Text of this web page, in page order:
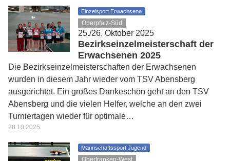
Einzelsport Erwachsene
Oberpfalz-Süd
25./26. Oktober 2025
Bezirkseinzelmeisterschaft der
Erwachsenen 2025
Die Bezirkseinzelmeisterschaften der Erwachsenen
wurden in diesem Jahr wieder vom TSV Abensberg
ausgerichtet. Ein großes Dankeschön geht an den TSV
Abensberg und die vielen Helfer, welche an den zwei
Turniertagen wieder für optimale…
28.10.2025
Mannschaftssport Jugend
Oberfranken-West